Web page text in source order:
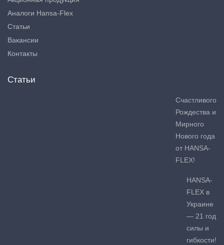
Аналоги Hansa-Flex
Статьи
Вакансии
Контакты
Статьи
Счастливого
Рождества и
Мирного
Нового года
от HANSA-
FLEX!
HANSA-
FLEX в
Украине
— 21 год
силы и
гибкости!